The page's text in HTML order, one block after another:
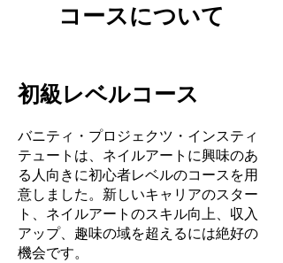
コースについて
初級レベルコース
バニティ・プロジェクツ・インスティ
テュートは、ネイルアートに興味のあ
る人向きに初心者レベルのコースを用
意しました。新しいキャリアのスター
ト、ネイルアートのスキル向上、収入
アップ、趣味の域を超えるには絶好の
機会です。